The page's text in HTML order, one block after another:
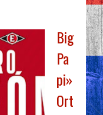
Big
Pa
pi»
Ort